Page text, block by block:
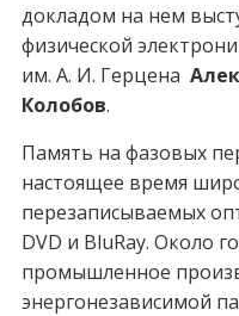
докладом на нем
физической
им. А. И. Герцена
Колобов.
Память на фазовых
настоящее время
перезаписываемых
DVD и BluRay. Около
промышленное
энергонезависимой